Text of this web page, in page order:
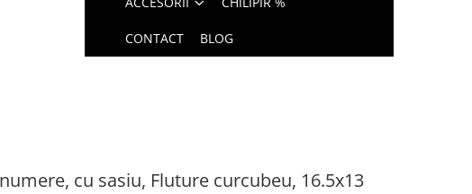
CONTACT BLOG
cu sasiu, Fluture curcubeu, 16.5x13